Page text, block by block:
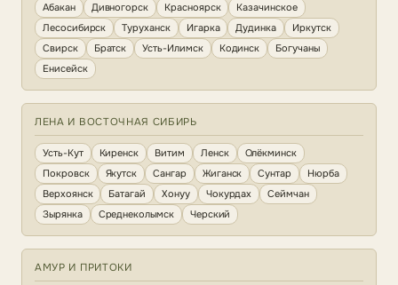
Абакан Дивногорск Красноярск
Казачинское
Лесосибирск
Туруханск Игарка Дудинка
Иркутск
Свирск
Братск Усть-Илимск Кодинск
Богучаны
Енисейск
ЛЕНА И ВОСТОЧНАЯ СИБИРЬ
Усть-Кут Киренск Витим Ленск
Олёкминск
Покровск
Якутск Сангар Жиганск Сунтар
Нюрба
Верхоянск
Батагай Хонуу Чокурдах
Сеймчан
Зырянка
Среднеколымск Черский
АМУР И ПРИТОКИ